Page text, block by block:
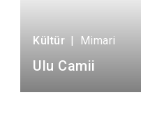
Kültür | Mimari
Ulu Camii